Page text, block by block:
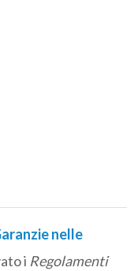
nelle
i Regolamenti